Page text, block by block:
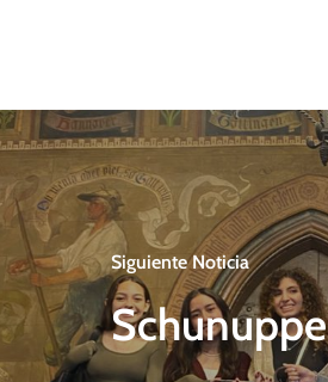
Siguiente Noticia